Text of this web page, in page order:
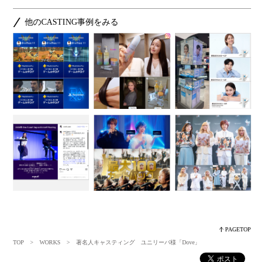
他のCASTING事例をみる
PAGETOP
TOP
>WORKS > 著名人キャスティング ユニリーバ様「Dove」